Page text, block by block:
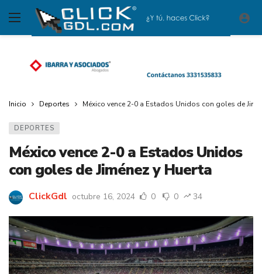
Inicio Deportes México vence 2-0 a Estados Unidos con goles de
DEPORTES
México vence 2-0 a Estados Unidos
con goles de Jiménez y Huerta
ClickGdl octubre 16, 2024 0 0 34